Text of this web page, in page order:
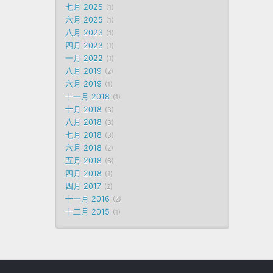
七月 2025 1
六月 2025 1
八月 2023 1
四月 2023 1
一月 2022 1
八月 2019 2
六月 2019 1
十一月 2018 1
十月 2018 3
八月 2018 3
七月 2018 3
六月 2018 2
五月 2018 6
四月 2018 1
四月 2017 2
十一月 2016 2
十二月 2015 1